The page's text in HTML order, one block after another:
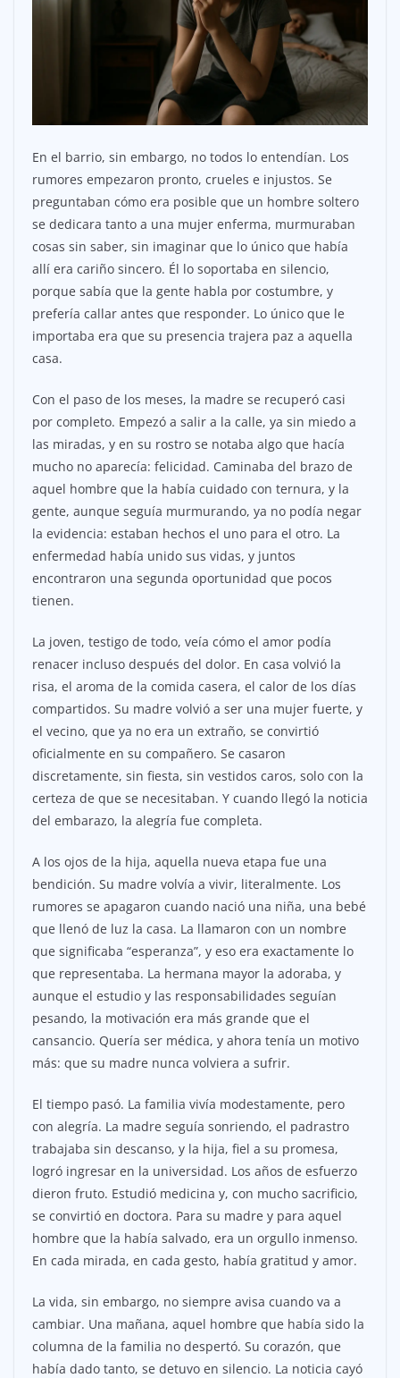
En el barrio, sin embargo, no todos lo entendían. Los
rumores empezaron pronto, crueles e injustos. Se
preguntaban cómo era posible que un hombre soltero
se dedicara tanto a una mujer enferma, murmuraban
cosas sin saber, sin imaginar que lo único que había
allí era cariño sincero. Él lo soportaba en silencio,
porque sabía que la gente habla por costumbre, y
prefería callar antes que responder. Lo único que le
importaba era que su presencia trajera paz a aquella
casa.
Con el paso de los meses, la madre se recuperó casi
por completo. Empezó a salir a la calle, ya sin miedo a
las miradas, y en su rostro se notaba algo que hacía
mucho no aparecía: felicidad. Caminaba del brazo de
aquel hombre que la había cuidado con ternura, y la
gente, aunque seguía murmurando, ya no podía negar
la evidencia: estaban hechos el uno para el otro. La
enfermedad había unido sus vidas, y juntos
encontraron una segunda oportunidad que pocos
tienen.
La joven, testigo de todo, veía cómo el amor podía
renacer incluso después del dolor. En casa volvió la
risa, el aroma de la comida casera, el calor de los días
compartidos. Su madre volvió a ser una mujer fuerte, y
el vecino, que ya no era un extraño, se convirtió
oficialmente en su compañero. Se casaron
discretamente, sin fiesta, sin vestidos caros, solo con la
certeza de que se necesitaban. Y cuando llegó la noticia
del embarazo, la alegría fue completa.
A los ojos de la hija, aquella nueva etapa fue una
bendición. Su madre volvía a vivir, literalmente. Los
rumores se apagaron cuando nació una niña, una bebé
que llenó de luz la casa. La llamaron con un nombre
que significaba “esperanza”, y eso era exactamente lo
que representaba. La hermana mayor la adoraba, y
aunque el estudio y las responsabilidades seguían
pesando, la motivación era más grande que el
cansancio. Quería ser médica, y ahora tenía un motivo
más: que su madre nunca volviera a sufrir.
El tiempo pasó. La familia vivía modestamente, pero
con alegría. La madre seguía sonriendo, el padrastro
trabajaba sin descanso, y la hija, fiel a su promesa,
logró ingresar en la universidad. Los años de esfuerzo
dieron fruto. Estudió medicina y, con mucho sacrificio,
se convirtió en doctora. Para su madre y para aquel
hombre que la había salvado, era un orgullo inmenso.
En cada mirada, en cada gesto, había gratitud y amor.
La vida, sin embargo, no siempre avisa cuando va a
cambiar. Una mañana, aquel hombre que había sido la
columna de la familia no despertó. Su corazón, que
había dado tanto, se detuvo en silencio. La noticia cayó